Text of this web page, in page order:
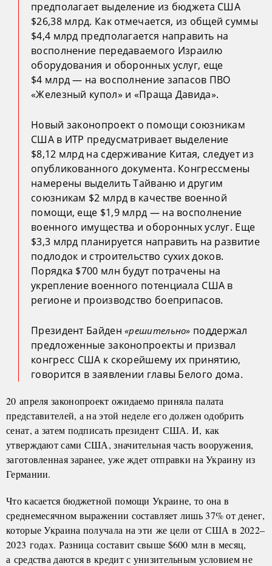
предполагает выделение из бюджета США
$26,38 млрд. Как отмечается, из общей суммы
$4,4 млрд предполагается направить на
восполнение передаваемого Израилю
оборудования и оборонных услуг, еще
$4 млрд — на восполнение запасов ПВО
«Железный купол» и «Праща Давида».
Новый законопроект о помощи союзникам
США в ИТР предусматривает выделение
$8,12 млрд на сдерживание Китая, следует из
опубликованного документа. Конгрессмены
намерены выделить Тайваню и другим
союзникам $2 млрд в качестве военной
помощи, еще $1,9 млрд — на восполнение
военного имущества и оборонных услуг. Еще
$3,3 млрд планируется направить на развитие
подлодок и строительство сухих доков.
Порядка $700 млн будут потрачены на
укрепление военного потенциала США в
регионе и производство боеприпасов.
Президент Байден«решительно» поддержал
предложенные законопроекты и призвал
конгресс США к скорейшему их принятию,
говорится в заявлении главы Белого дома.
20 апреля законопроект ожидаемо приняла палата
представителей, а на этой неделе его должен одобрить
сенат, а затем подписать президент США. И, как
утверждают сами США, значительная часть вооружения,
заготовленная заранее, уже ждет отправки на Украину из
Германии.
Что касается бюджетной помощи Украине, то она в
среднемесячном выражении составляет лишь 37% от денег,
которые Украина получала на эти же цели от США в 2022–
2023 годах. Разница составит свыше $600 млн в месяц,
а средства даются в кредит с унизительным условием не